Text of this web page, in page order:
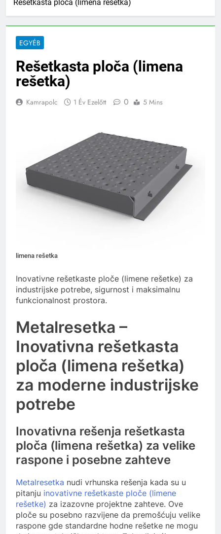
Rešetkasta ploča (limena rešetka)
EGYÉB
Rešetkasta ploča (limena
rešetka)
Kamrapolc 1 Év Ezelőtt 0 5 Mins
limena rešetka
Inovativne rešetkaste ploče (limene rešetke) za
industrijske potrebe, sigurnost i maksimalnu
funkcionalnost prostora.
Metalresetka –
Inovativna rešetkasta
ploča (limena rešetka)
za moderne industrijske
potrebe
Inovativna rešenja rešetkasta
ploča (limena rešetka) za velike
raspone i posebne zahteve
Metalresetka nudi vrhunska rešenja kada su u
pitanju inovativne rešetkaste ploče (limene
rešetke) za izazovne projektne zahteve. Ove
ploče su posebno razvijene da premošćuju velike
raspone gde standardne hodne rešetke ne mogu